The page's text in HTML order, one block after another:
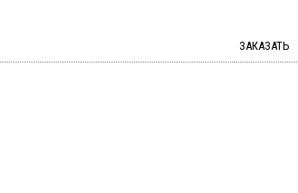
ЗАКАЗАТЬ